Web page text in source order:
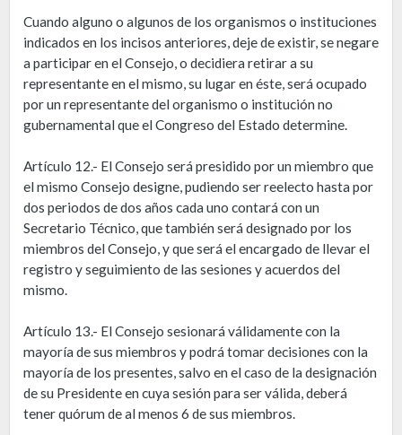
Cuando alguno o algunos de los organismos o instituciones
indicados en los incisos anteriores, deje de existir, se negare
a participar en el Consejo, o decidiera retirar a su
representante en el mismo, su lugar en éste, será ocupado
por un representante del organismo o institución no
gubernamental que el Congreso del Estado determine.
Artículo 12.- El Consejo será presidido por un miembro que
el mismo Consejo designe, pudiendo ser reelecto hasta por
dos periodos de dos años cada uno contará con un
Secretario Técnico, que también será designado por los
miembros del Consejo, y que será el encargado de llevar el
registro y seguimiento de las sesiones y acuerdos del
mismo.
Artículo 13.- El Consejo sesionará válidamente con la
mayoría de sus miembros y podrá tomar decisiones con la
mayoría de los presentes, salvo en el caso de la designación
de su Presidente en cuya sesión para ser válida, deberá
tener quórum de al menos 6 de sus miembros.